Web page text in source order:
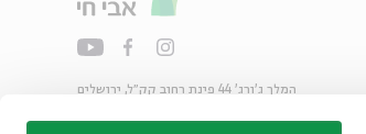
המלך ג'ורג' 44 פינת רחוב קק״ל, ירושלים